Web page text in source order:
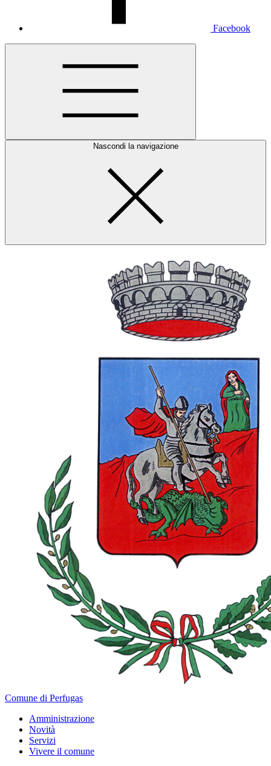
Facebook
Nascondi la navigazione
Comune di Perfugas
Amministrazione
Novità
Servizi
Vivere il comune